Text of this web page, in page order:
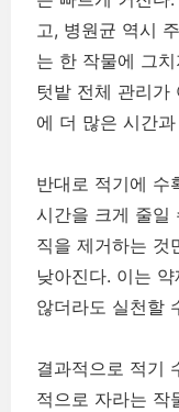
고, 병원균 역시
는 한 작물에 그
텃밭 전체 관리가
에 더 많은 시간
반대로 적기에 수
시간을 크게 줄일
직을 제거하는 것
낮아진다. 이는
않더라도 실천할
결과적으로 적기
적으로 자라는 작